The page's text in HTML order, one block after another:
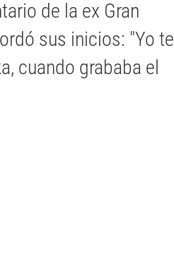
de la ex Gran
sus inicios: "Yo te
cuando grababa el